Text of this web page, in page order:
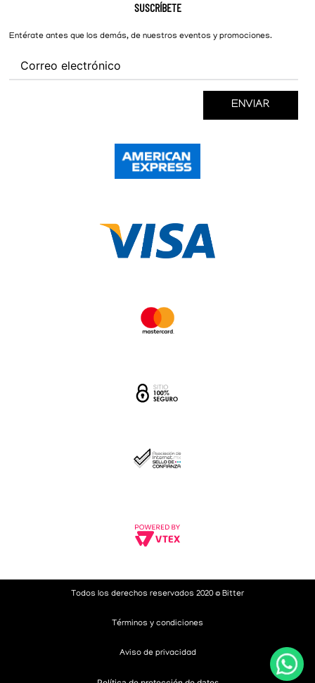
SUSCRÍBETE
Entérate antes que los demás, de nuestros eventos y promociones.
ENVIAR
Todos los derechos reservados 2020 © Bitter
Términos y condiciones
Aviso de privacidad